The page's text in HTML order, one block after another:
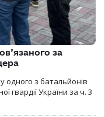
за
одного з батальйонів
гвардії України за ч. 3